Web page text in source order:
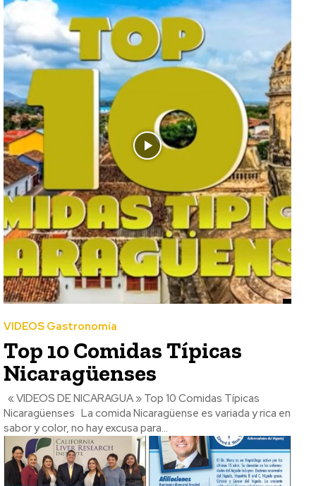
VIDEOS Gastronomía
Top 10 Comidas Típicas
Nicaragüenses
Nicaragüenses La comida Nicaragüense es variada y rica en
sabor y color, no hay excusa para...